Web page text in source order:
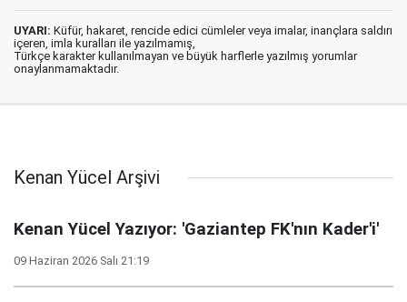
UYARI: Küfür, hakaret, rencide edici cümleler veya imalar, inançlara saldırı
içeren, imla kuralları ile yazılmamış,
Türkçe karakter kullanılmayan ve büyük harflerle yazılmış yorumlar
onaylanmamaktadır.
Kenan Yücel Arşivi
Kenan Yücel Yazıyor: 'Gaziantep FK'nın Kader'i'
09 Haziran 2026 Salı 21:19